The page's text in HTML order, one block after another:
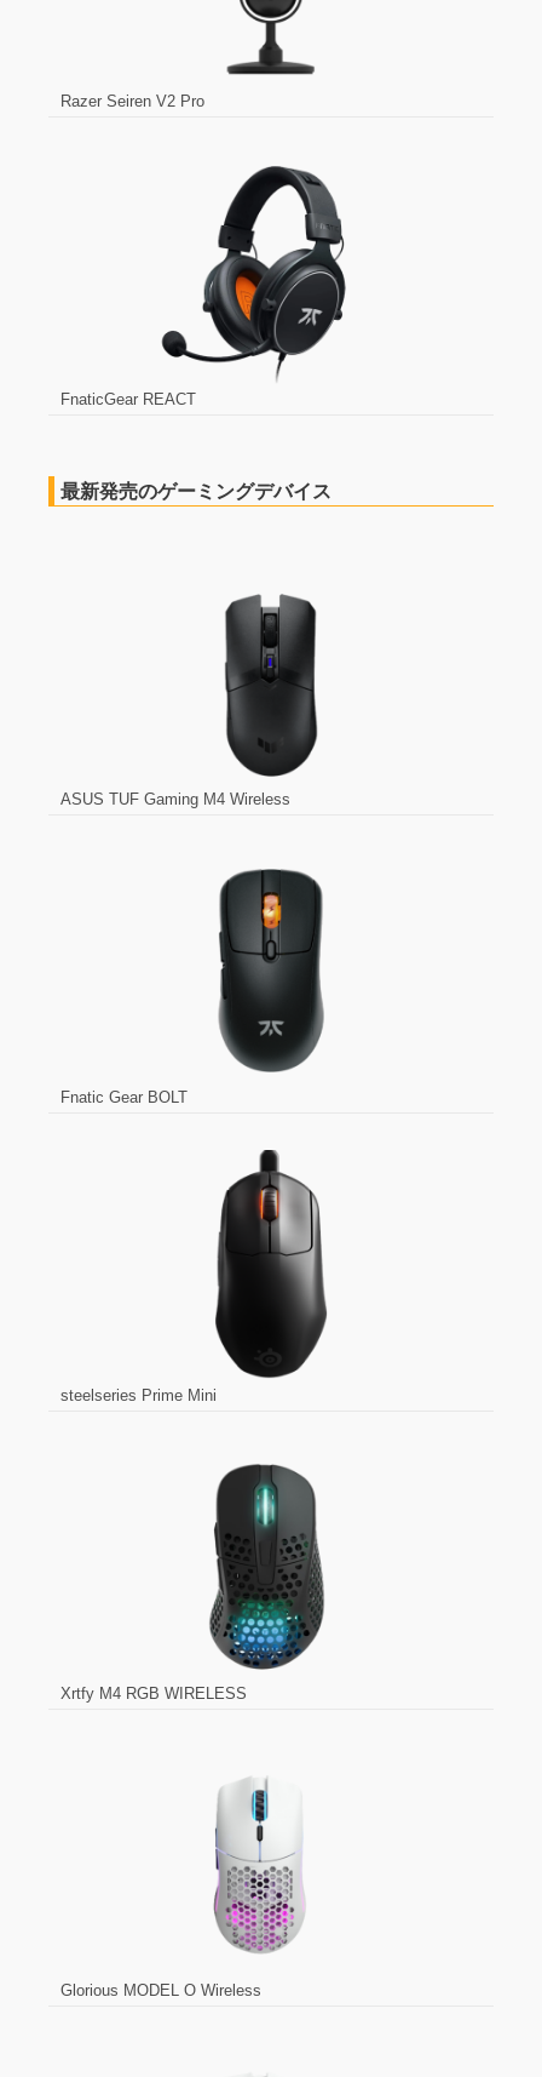
Razer Seiren V2 Pro
FnaticGear REACT
最新発売のゲーミングデバイス
ASUS TUF Gaming M4 Wireless
Fnatic Gear BOLT
steelseries Prime Mini
Xrtfy M4 RGB WIRELESS
Glorious MODEL O Wireless